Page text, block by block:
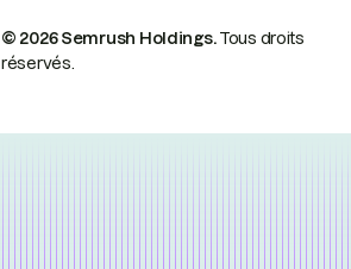
© 2026 Semrush Holdings.Tous droits
réservés.